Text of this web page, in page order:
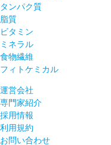
タンパク質
脂質
ビタミン
ミネラル
食物繊維
フィトケミカル
運営会社
専門家紹介
採用情報
利用規約
お問い合わせ